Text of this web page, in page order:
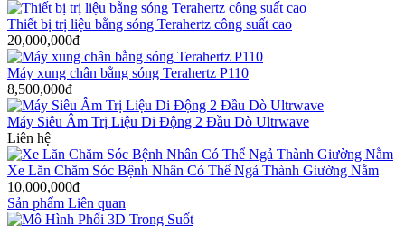
Thiết bị trị liệu bằng sóng Terahertz công suất cao
20,000,000đ
Máy xung chân bằng sóng Terahertz P110
8,500,000đ
Máy Siêu Âm Trị Liệu Di Động 2 Đầu Dò Ultrwave
Liên hệ
Xe Lăn Chăm Sóc Bệnh Nhân Có Thể Ngả Thành Giường Nằm
10,000,000đ
Sản phẩm Liên quan